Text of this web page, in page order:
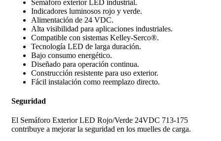
Semáforo exterior LED industrial.
Indicadores luminosos rojo y verde.
Alimentación de 24 VDC.
Alta visibilidad para aplicaciones industriales.
Compatible con sistemas Kelley-Serco®.
Tecnología LED de larga duración.
Bajo consumo energético.
Diseñado para operación continua.
Construcción resistente para uso exterior.
Fácil instalación como reemplazo directo.
Seguridad
El Semáforo Exterior LED Rojo/Verde 24VDC 713-175
contribuye a mejorar la seguridad en los muelles de carga.